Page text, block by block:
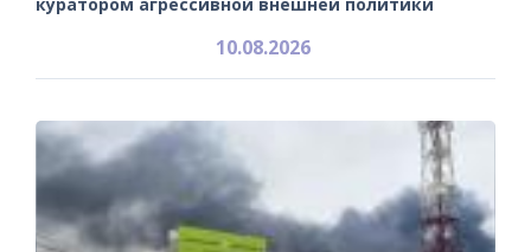
10.08.2026